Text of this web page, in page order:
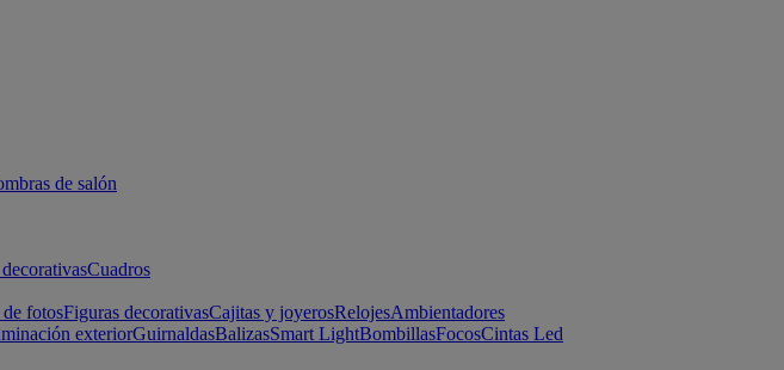
de salón
Cuadros
fotosFiguras decorativasCajitas y joyerosRelojesAmbientadores
exteriorGuirnaldasBalizasSmart LightBombillasFocosCintas Led